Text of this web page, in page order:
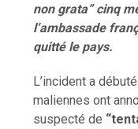
non grata” cinq
l’ambassade
quitté le pays.
L’incident a
maliennes ont
suspecté de